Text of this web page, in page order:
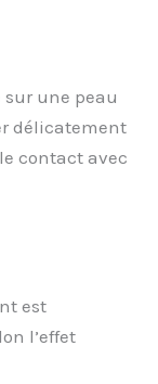
une peau
délicatement
contact avec
est
l’effet